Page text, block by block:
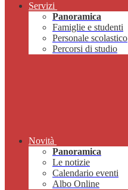
Servizi
Panoramica
Famiglie e studenti
Personale scolastico
Percorsi di studio
Novità
Panoramica
Le notizie
Calendario eventi
Albo Online